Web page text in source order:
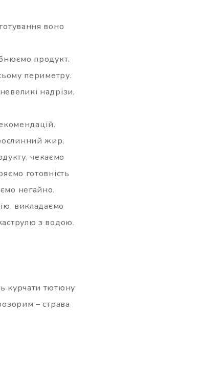
воно
продукт.
периметру.
надрізи,
жир,
чекаємо
готовність
негайно.
викладаємо
з водою.
курчати тютюну
– страва